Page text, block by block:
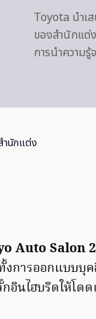
Toyota นำเ
ของสำนักแต่
การนำความ
ำนักแต่ง
Auto Salon
การออกแบบ
อินไฮบริดให้โ